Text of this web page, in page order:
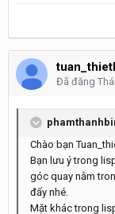
Đã đăng
Chào bạn
Bạn lưu ý trong
góc quay nằm
đấy nhé.
Mặt khác trong